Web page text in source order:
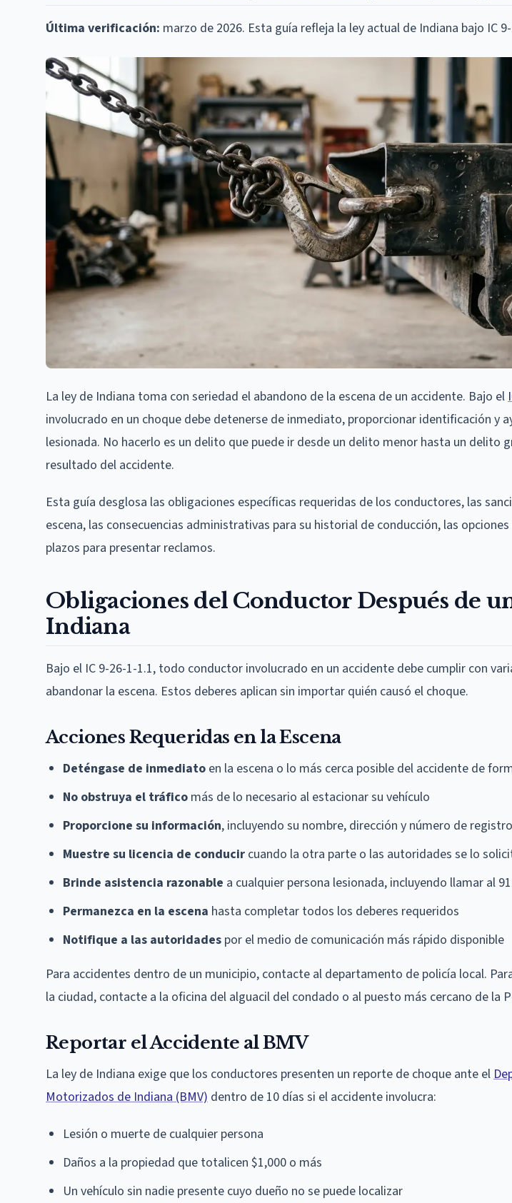
Última verificación: marzo de 2026. Esta guía refleja la ley actual de Indiana bajo IC
La ley de Indiana toma con seriedad el abandono de la escena de un accidente. Bajo el
involucrado en un choque debe detenerse de inmediato, proporcionar identificación y
lesionada. No hacerlo es un delito que puede ir desde un delito menor hasta un delito
resultado del accidente.
Esta guía desglosa las obligaciones específicas requeridas de los conductores, las
escena, las consecuencias administrativas para su historial de conducción, las
plazos para presentar reclamos.
Obligaciones del Conductor Después de
Indiana
Bajo el IC 9-26-1-1.1, todo conductor involucrado en un accidente debe cumplir con
abandonar la escena. Estos deberes aplican sin importar quién causó el choque.
Acciones Requeridas en la Escena
Deténgase de inmediato en la escena o lo más cerca posible del accidente de
No obstruya el tráfico más de lo necesario al estacionar su vehículo
Proporcione su información, incluyendo su nombre, dirección y número de
Muestre su licencia de conducir cuando la otra parte o las autoridades se lo
Brinde asistencia razonable a cualquier persona lesionada, incluyendo llamar al
Permanezca en la escena hasta completar todos los deberes requeridos
Notifique a las autoridades por el medio de comunicación más rápido disponible
Para accidentes dentro de un municipio, contacte al departamento de policía local.
la ciudad, contacte a la oficina del alguacil del condado o al puesto más cercano de la
Reportar el Accidente al BMV
La ley de Indiana exige que los conductores presenten un reporte de choque ante el
Motorizados de Indiana (BMV) dentro de 10 días si el accidente involucra:
Lesión o muerte de cualquier persona
Daños a la propiedad que totalicen $1,000 o más
Un vehículo sin nadie presente cuyo dueño no se puede localizar